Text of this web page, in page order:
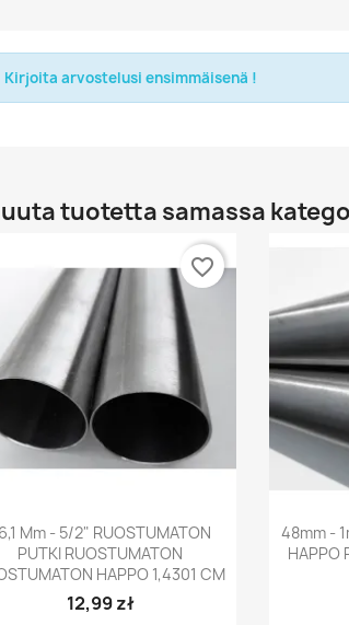
Kirjoita arvostelusi ensimmäisenä !
tuotetta samassa
Pikakatselu
Mm - 5/2" RUOSTUMATON
PUTKI RUOSTUMATON
HAPPO 1,4301 CM
12,99 zł
favorite_border
48mm -
HAPPO